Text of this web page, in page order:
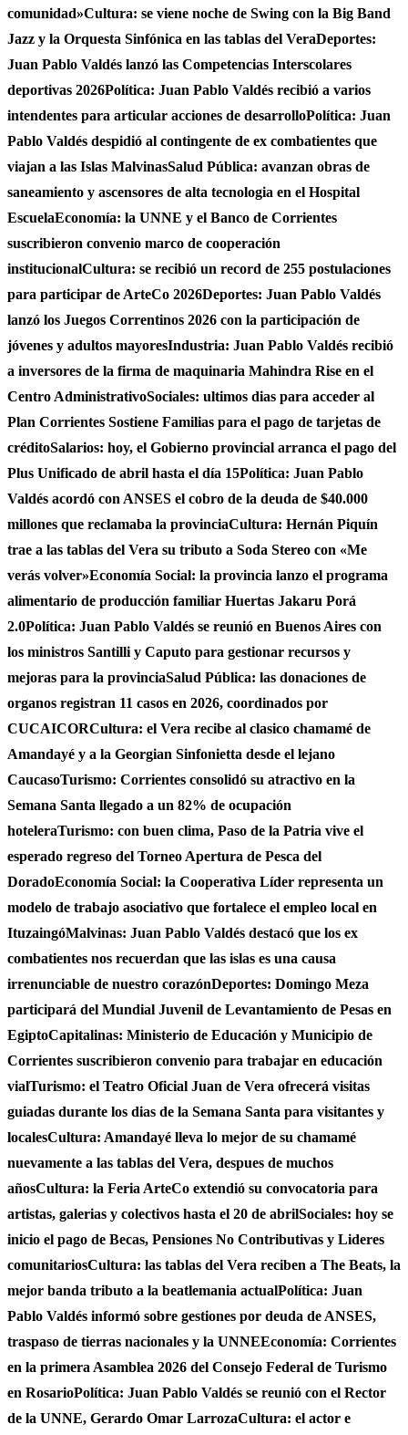
comunidad»Cultura: se viene noche de Swing con la Big Band
Jazz y la Orquesta Sinfónica en las tablas del VeraDeportes:
Juan Pablo Valdés lanzó las Competencias Interscolares
deportivas 2026Política: Juan Pablo Valdés recibió a varios
intendentes para articular acciones de desarrolloPolítica: Juan
Pablo Valdés despidió al contingente de ex combatientes que
viajan a las Islas MalvinasSalud Pública: avanzan obras de
saneamiento y ascensores de alta tecnologia en el Hospital
EscuelaEconomía: la UNNE y el Banco de Corrientes
suscribieron convenio marco de cooperación
institucionalCultura: se recibió un record de 255 postulaciones
para participar de ArteCo 2026Deportes: Juan Pablo Valdés
lanzó los Juegos Correntinos 2026 con la participación de
jóvenes y adultos mayoresIndustria: Juan Pablo Valdés recibió
a inversores de la firma de maquinaria Mahindra Rise en el
Centro AdministrativoSociales: ultimos dias para acceder al
Plan Corrientes Sostiene Familias para el pago de tarjetas de
créditoSalarios: hoy, el Gobierno provincial arranca el pago del
Plus Unificado de abril hasta el día 15Política: Juan Pablo
Valdés acordó con ANSES el cobro de la deuda de $40.000
millones que reclamaba la provinciaCultura: Hernán Piquín
trae a las tablas del Vera su tributo a Soda Stereo con «Me
verás volver»Economía Social: la provincia lanzo el programa
alimentario de producción familiar Huertas Jakaru Porá
2.0Política: Juan Pablo Valdés se reunió en Buenos Aires con
los ministros Santilli y Caputo para gestionar recursos y
mejoras para la provinciaSalud Pública: las donaciones de
organos registran 11 casos en 2026, coordinados por
CUCAICORCultura: el Vera recibe al clasico chamamé de
Amandayé y a la Georgian Sinfonietta desde el lejano
CaucasoTurismo: Corrientes consolidó su atractivo en la
Semana Santa llegado a un 82% de ocupación
hoteleraTurismo: con buen clima, Paso de la Patria vive el
esperado regreso del Torneo Apertura de Pesca del
DoradoEconomía Social: la Cooperativa Líder representa un
modelo de trabajo asociativo que fortalece el empleo local en
ItuzaingóMalvinas: Juan Pablo Valdés destacó que los ex
combatientes nos recuerdan que las islas es una causa
irrenunciable de nuestro corazónDeportes: Domingo Meza
participará del Mundial Juvenil de Levantamiento de Pesas en
EgiptoCapitalinas: Ministerio de Educación y Municipio de
Corrientes suscribieron convenio para trabajar en educación
vialTurismo: el Teatro Oficial Juan de Vera ofrecerá visitas
guiadas durante los dias de la Semana Santa para visitantes y
localesCultura: Amandayé lleva lo mejor de su chamamé
nuevamente a las tablas del Vera, despues de muchos
añosCultura: la Feria ArteCo extendió su convocatoria para
artistas, galerias y colectivos hasta el 20 de abrilSociales: hoy se
inicio el pago de Becas, Pensiones No Contributivas y Lideres
comunitariosCultura: las tablas del Vera reciben a The Beats, la
mejor banda tributo a la beatlemania actualPolítica: Juan
Pablo Valdés informó sobre gestiones por deuda de ANSES,
traspaso de tierras nacionales y la UNNEEconomía: Corrientes
en la primera Asamblea 2026 del Consejo Federal de Turismo
en RosarioPolítica: Juan Pablo Valdés se reunió con el Rector
de la UNNE, Gerardo Omar LarrozaCultura: el actor e